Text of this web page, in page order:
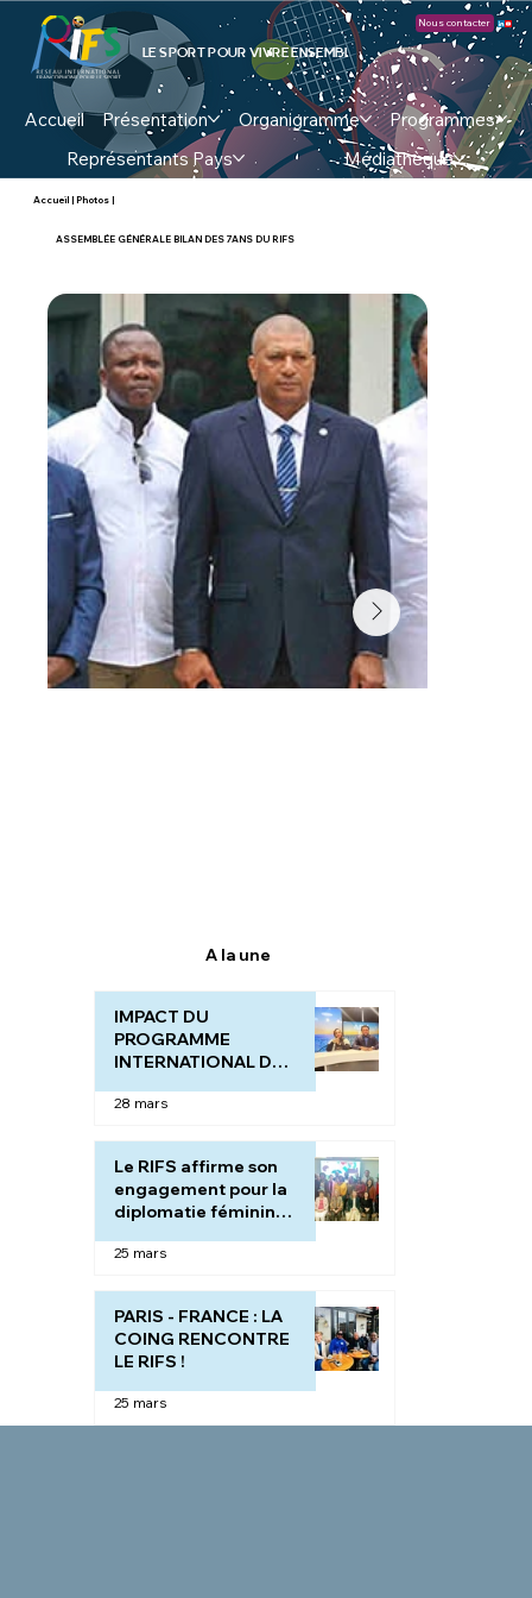
Accueil Présentation Organigramme
Programmes
Représentants Pays
Médiathèque
LE SPORT POUR VIVRE ENSEMBLE !
Nous contacter
Accueil| Photos |
ASSEMBLÉE GÉNÉRALE BILAN DES 7ANS DU RIFS
A la une
IMPACT DU
PROGRAMME
INTERNATIONAL DU "
ELLES " sur les ondes
GLOBAL TELESUD
FRANCE.
28 mars
Le RIFS affirme son
engagement pour la
diplomatie féminine,
la femme à travers le
25 mars
PARIS - FRANCE : LA
COING RENCONTRE
LE RIFS !
25 mars